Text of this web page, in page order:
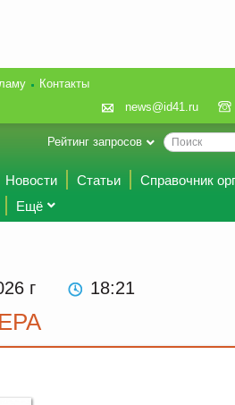
Контакты
news@id41.ru
Рейтинг запросов
Новости Статьи
Справочник
Ещё
г 18 21